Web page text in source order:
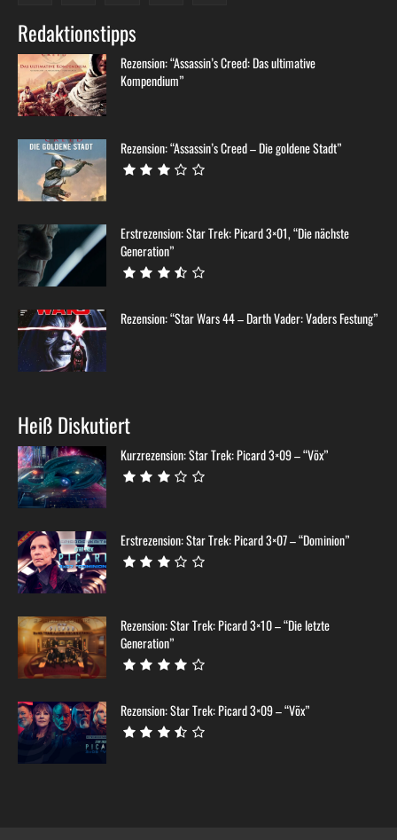
Redaktionstipps
Rezension: “Assassin’s Creed: Das ultimative
Kompendium”
Rezension: “Assassin’s Creed – Die goldene Stadt”
Erstrezension: Star Trek: Picard 3×01, “Die nächste
Generation”
Rezension: “Star Wars 44 – Darth Vader: Vaders Festung”
Heiß Diskutiert
Kurzrezension: Star Trek: Picard 3×09 – “Võx”
Erstrezension: Star Trek: Picard 3×07 – “Dominion”
Rezension: Star Trek: Picard 3×10 – “Die letzte
Generation”
Rezension: Star Trek: Picard 3×09 – “Võx”